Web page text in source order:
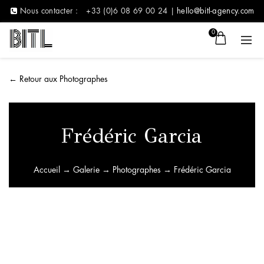
Nous contacter : +33 (0)6 08 69 00 24 | hello@bitl-agency.com
0
← Retour aux Photographes
Frédéric Garcia
Accueil → Galerie→ Photographes → Frédéric Garcia